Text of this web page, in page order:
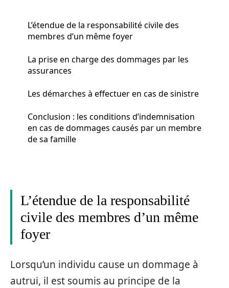
L’étendue de la responsabilité civile des
membres d’un même foyer
La prise en charge des dommages par les
assurances
Les démarches à effectuer en cas de sinistre
Conclusion : les conditions d’indemnisation
en cas de dommages causés par un membre
de sa famille
L’étendue de la responsabilité
civile des membres d’un même
foyer
Lorsqu’un individu cause un dommage à
autrui, il est soumis au principe de la